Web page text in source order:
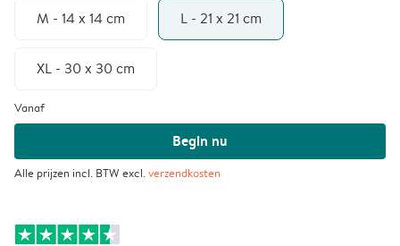
M - 14 x 14 cm L - 21 x 21 cm
XL - 30 x 30 cm
Vanaf
Begin nu
Alle prijzen incl. BTW excl.verzendkosten